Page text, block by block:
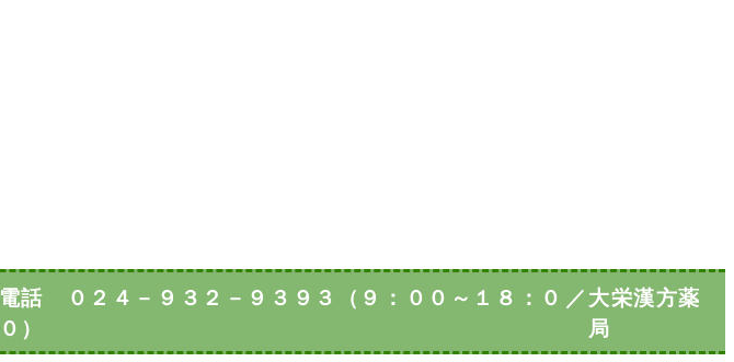
電話 ０２４－９３２－９３９３（９：００～１８：０
０）
／大栄漢方薬
局